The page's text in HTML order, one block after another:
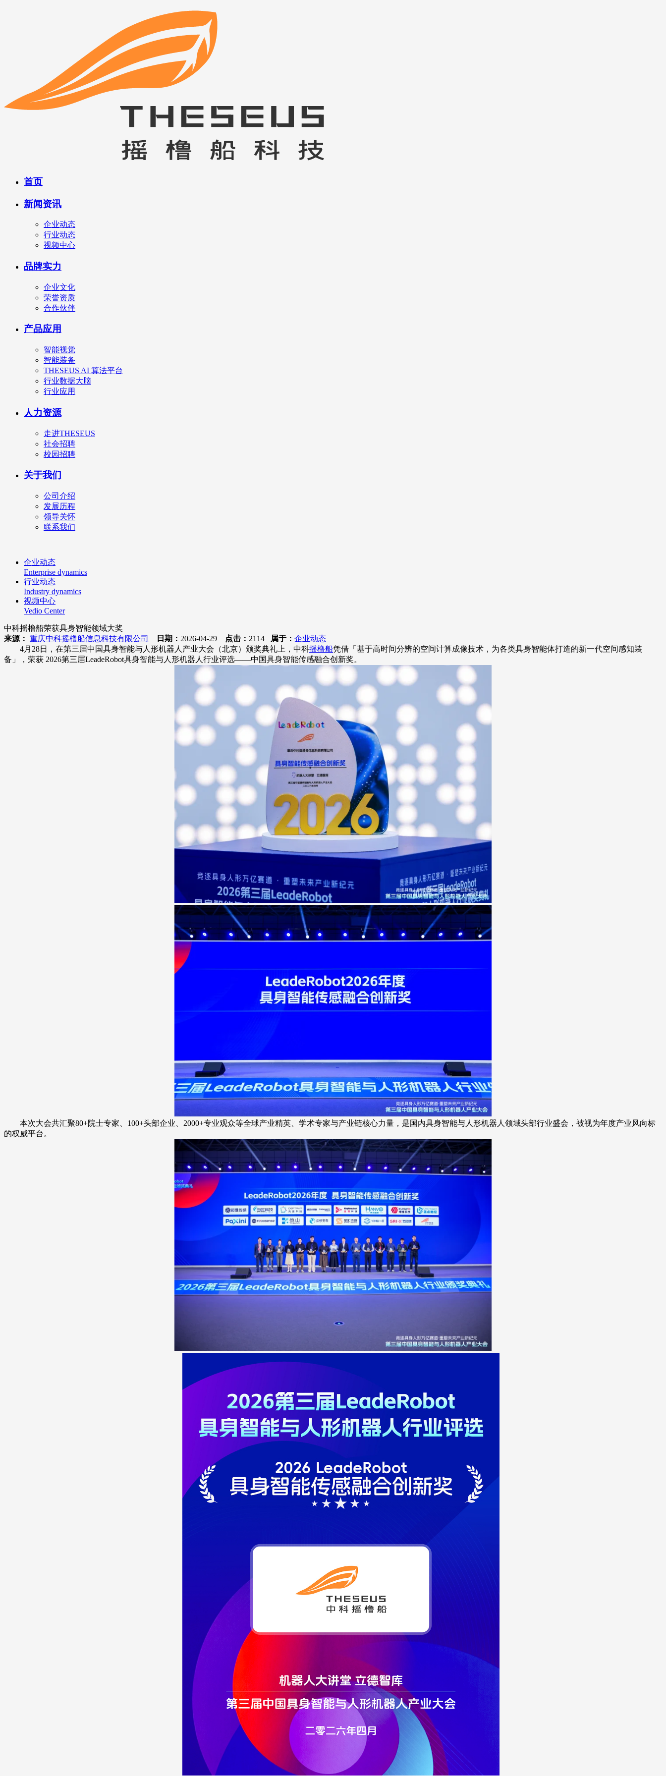
首页
新闻资讯
企业动态
行业动态
视频中心
品牌实力
企业文化
荣誉资质
合作伙伴
产品应用
智能视觉
智能装备
THESEUS AI 算法平台
行业数据大脑
行业应用
人力资源
走进THESEUS
社会招聘
校园招聘
关于我们
公司介绍
发展历程
领导关怀
联系我们
企业动态
Enterprise dynamics
行业动态
Industry dynamics
视频中心
Vedio Center
中科摇橹船荣获具身智能领域大奖
来源： 重庆中科摇橹船信息科技有限公司 日期： 2026-04-29 点击： 2114 属于： 企业动态
4月28日，在第三届中国具身智能与人形机器人产业大会（北京）颁奖典礼上，中科摇橹船凭借「基于高时间分辨的空间计算成像技术，为各类具身智能体打造的新一代空间感知装
备」，荣获 2026第三届LeadeRobot具身智能与人形机器人行业评选——中国具身智能传感融合创新奖。
本次大会共汇聚80+院士专家、100+头部企业、2000+专业观众等全球产业精英、学术专家与产业链核心力量，是国内具身智能与人形机器人领域头部行业盛会，被视为年度产业风向标
的权威平台。